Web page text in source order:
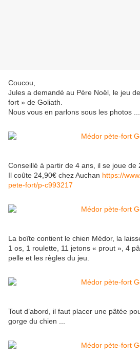
Coucou,
Jules a demandé au Père Noël, le jeu
fort » de Goliath.
Nous vous en parlons sous les photos ...
Conseillé à partir de 4 ans, il se joue de
Il coûte 24,90€ chez Auchan https://
pete-fort/p-c993217
La boîte contient le chien Médor, la
1 os, 1 roulette, 11 jetons « prout », 4
pelle et les règles du jeu.
Tout d’abord, il faut placer une pâtée
gorge du chien ...